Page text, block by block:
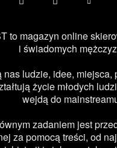
to magazyn online
i świadomych
nas ludzie, idee, miejsca,
życie młodych
wejdą do
zadaniem jest
za pomocą treści, od